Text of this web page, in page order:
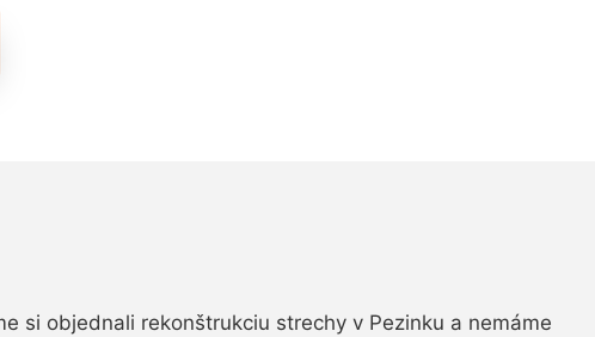
si objednali rekonštrukciu strechy v Pezinku a nemáme